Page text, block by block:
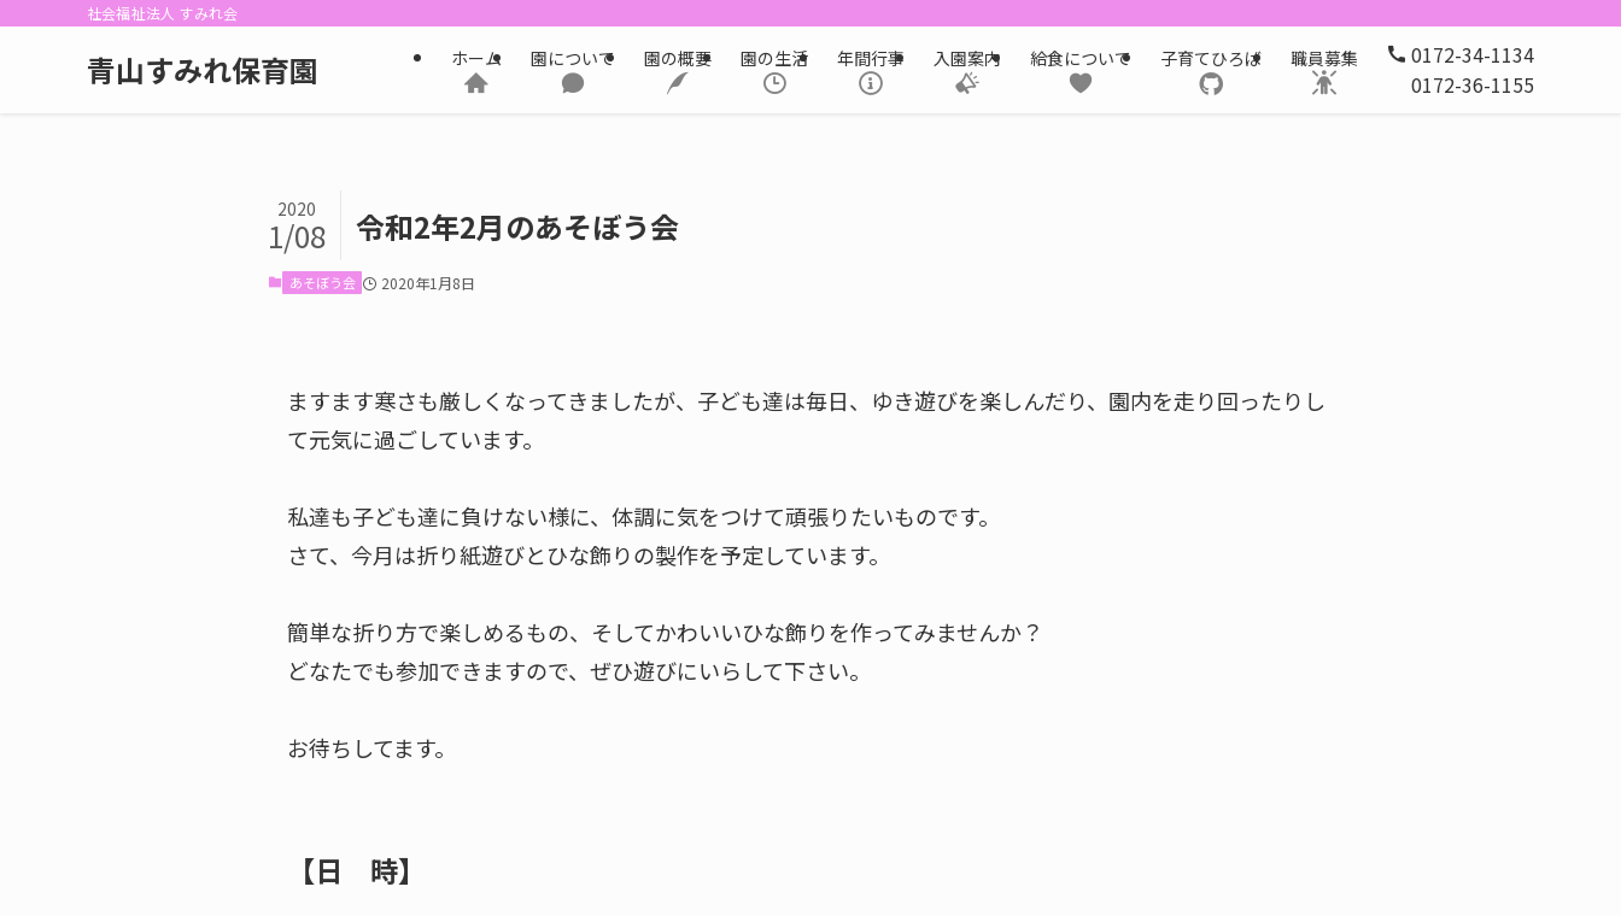
社会福祉法人 すみれ会
青山すみれ保育園 ホーム 園について 園の概要 園の生活 年間行事 入園案内 給食について 子育てひろば 職員募集
0172-34-1134
0172-36-1155
令和2年2月のあそぼう会
2020
1/08
あそぼう会 2020年1月8日
ますます寒さも厳しくなってきましたが、子ども達は毎日、ゆき遊びを楽しんだり、園内を走り回ったりし
て元気に過ごしています。
私達も子ども達に負けない様に、体調に気をつけて頑張りたいものです。
さて、今月は折り紙遊びとひな飾りの製作を予定しています。
簡単な折り方で楽しめるもの、そしてかわいいひな飾りを作ってみませんか？
どなたでも参加できますので、ぜひ遊びにいらして下さい。
お待ちしてます。
【日 時】